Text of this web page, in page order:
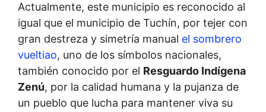
Actualmente, este municipio es reconocido al
igual que el municipio de Tuchín, por tejer con
gran destreza y simetría manual el sombrero
vueltiao, uno de los símbolos nacionales,
también conocido por el Resguardo Indígena
Zenú, por la calidad humana y la pujanza de
un pueblo que lucha para mantener viva su